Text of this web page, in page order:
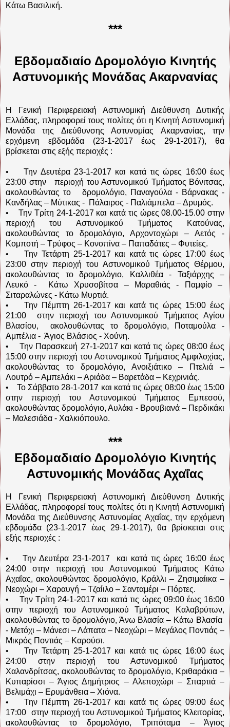
Κάτω Βασιλική.
***
Εβδομαδιαίο Δρομολόγιο Κινητής
Αστυνομικής Μονάδας Ακαρνανίας
Η Γενική Περιφερειακή Αστυνομική Διεύθυνση Δυτικής
Ελλάδας, πληροφορεί τους πολίτες ότι η Κινητή Αστυνομική
Μονάδα της Διεύθυνσης Αστυνομίας Ακαρνανίας, την
ερχόμενη εβδομάδα (23-1-2017 έως 29-1-2017), θα
βρίσκεται στις εξής περιοχές :
• Την Δευτέρα 23-1-2017 και κατά τις ώρες 16:00 έως
23:00 στην περιοχή του Αστυνομικού Τμήματος Βόνιτσας,
ακολουθώντας το δρομολόγιο, Παναγούλα - Βάρνακας -
Κανδήλας – Μύτικας - Πάλαιρος - Παλιάμπελα – Δρυμός.
• Την Τρίτη 24-1-2017 και κατά τις ώρες 08.00-15.00 στην
περιοχή του Αστυνομικού Τμήματος Κατούνας,
ακολουθώντας το δρομολόγιο, Αρχοντοχώρι – Αετός -
Κομποτή – Τρύφος – Κονοπίνα – Παπαδάτες – Φυτείες.
• Την Τετάρτη 25-1-2017 και κατά τις ώρες 17:00 έως
23:00 στην περιοχή του Αστυνομικού Τμήματος Θέρμου,
ακολουθώντας το δρομολόγιο, Καλλιθέα - Ταξιάρχης –
Λευκό - Κάτω Χρυσοβίτσα – Μαραθιάς - Παμφίο –
Σιταραλώνες - Κάτω Μυρτιά.
• Την Πέμπτη 26-1-2017 και κατά τις ώρες 15:00 έως
21:00 στην περιοχή του Αστυνομικού Τμήματος Αγίου
Βλασίου, ακολουθώντας το δρομολόγιο, Ποταμούλα -
Αμπέλια - Άγιος Βλάσιος - Χούνη.
• Την Παρασκευή 27-1-2017 και κατά τις ώρες 08:00 έως
15:00 στην περιοχή του Αστυνομικού Τμήματος Αμφιλοχίας,
ακολουθώντας το δρομολόγιο, Ανοιξιάτικο – Πτελιά –
Λουτρό – Αμπελάκι – Αριάδα – Βαρετάδα – Κεχρινιάς.
• Το Σάββατο 28-1-2017 και κατά τις ώρες 08:00 έως 15:00
στην περιοχή του Αστυνομικού Τμήματος Εμπεσού,
ακολουθώντας δρομολόγιο, Αυλάκι - Βρουβιανά – Περδικάκι
– Μαλεσιάδα - Χαλκιόπουλο.
***
Εβδομαδιαίο Δρομολόγιο Κινητής
Αστυνομικής Μονάδας Αχαΐας
Η Γενική Περιφερειακή Αστυνομική Διεύθυνση Δυτικής
Ελλάδας, πληροφορεί τους πολίτες ότι η Κινητή Αστυνομική
Μονάδα της Διεύθυνσης Αστυνομίας Αχαΐας, την ερχόμενη
εβδομάδα (23-1-2017 έως 29-1-2017), θα βρίσκεται στις
εξής περιοχές :
• Την Δευτέρα 23-1-2017 και κατά τις ώρες 16:00 έως
24:00 στην περιοχή του Αστυνομικού Τμήματος Κάτω
Αχαΐας, ακολουθώντας δρομολόγιο, Κράλλι – Ζησιμαίικα –
Νεοχώρι – Χαραυγή – Τζαίιλο – Σανταμέρι – Πόρτες.
• Την Τρίτη 24-1-2017 και κατά τις ώρες 09:00 έως 16:00
στην περιοχή του Αστυνομικού Τμήματος Καλαβρύτων,
ακολουθώντας το δρομολόγιο, Άνω Βλασία – Κάτω Βλασία
- Μετόχι – Μάνεσι – Λάπατα – Νεοχώρι – Μεγάλος Ποντιάς –
Μικρός Ποντιάς – Καρούσι.
• Την Τετάρτη 25-1-2017 και κατά τις ώρες 16:00 έως
24:00 στην περιοχή του Αστυνομικού Τμήματος
Χαλανδρίτσας, ακολουθώντας το δρομολόγιο, Κριθαράκια –
Κυπαρίσσι – Άγιος Δημήτριος – Αλεποχώρι – Σπαρτιά –
Βελιμάχι – Ερυμάνθεια – Χιόνα.
• Την Πέμπτη 26-1-2017 και κατά τις ώρες 09:00 έως
17:00 στην περιοχή του Αστυνομικού Τμήματος Κλειτορίας,
ακολουθώντας το δρομολόγιο, Τριπόταμα – Άγιος